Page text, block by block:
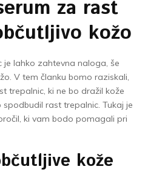
za rast
kožo
lahko zahtevna naloga, še
V tem članku bomo raziskali,
trepalnic, ki ne bo dražil kože
rast trepalnic. Tukaj je
ki vam bodo pomagali pri
kože